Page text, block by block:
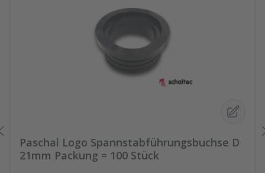
Paschal Logo Spannstabführungsbuchse D
21mm Packung = 100 Stück